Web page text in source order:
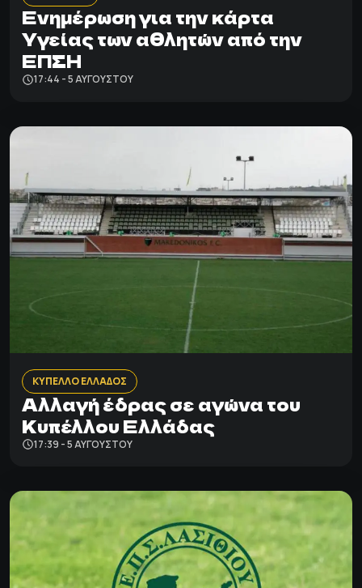
Ενημέρωση για την κάρτα
Υγείας των αθλητών από την
ΕΠΣΗ
17:44 - 5 ΑΥΓΟΎΣΤΟΥ
ΚΥΠΕΛΛΟ ΕΛΛΑΔΟΣ
Αλλαγή έδρας σε αγώνα του
Κυπέλλου Ελλάδας
17:39 - 5 ΑΥΓΟΎΣΤΟΥ